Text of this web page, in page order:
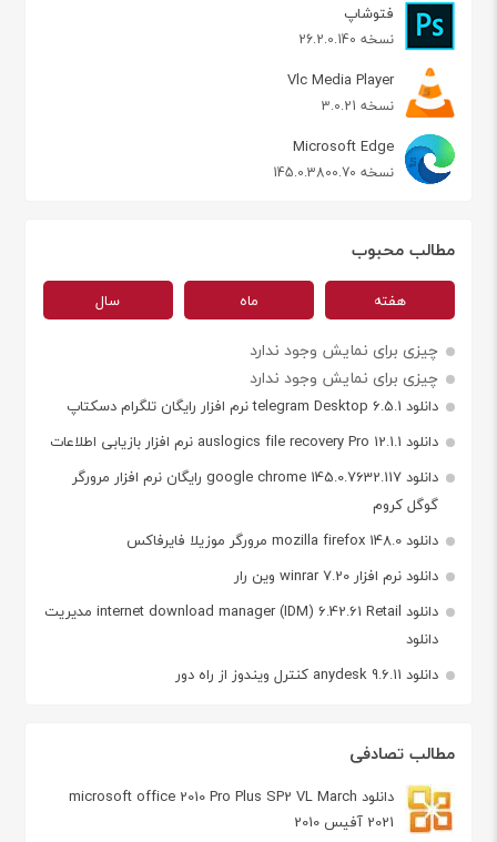
فتوشاپ
نسخه 26.2.0.140
Vlc Media Player
نسخه 3.0.21
Microsoft Edge
نسخه 145.0.3800.70
مطالب محبوب
هفته ماه سال
چیزی برای نمایش وجود ندارد
چیزی برای نمایش وجود ندارد
دانلود telegram Desktop 6.5.1 نرم افزار رایگان تلگرام دسکتاپ
دانلود auslogics file recovery Pro 12.1.1 نرم افزار بازیابی اطلاعات
دانلود google chrome 145.0.7632.117 رایگان نرم افزار مرورگر
گوگل کروم
دانلود mozilla firefox 148.0 مرورگر موزیلا فایرفاکس
دانلود نرم افزار winrar 7.20 وین رار
دانلود internet download manager (IDM) 6.42.61 Retail مدیریت
دانلود
دانلود anydesk 9.6.11 کنترل ویندوز از راه دور
مطالب تصادفی
دانلود microsoft office 2010 Pro Plus SP2 VL March
2021 آفیس 2010